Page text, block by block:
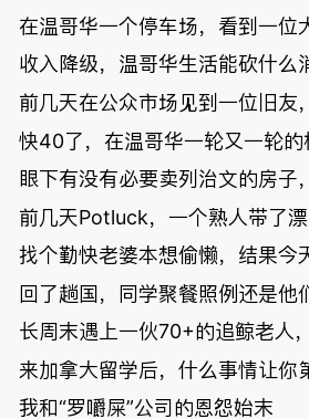
在温哥华一个停车场，看到一位
收入降级，温哥华生活能砍什么
前几天在公众市场见到一位旧友
快40了，在温哥华一轮又一轮
眼下有没有必要卖列治文的房子
前几天Potluck，一个熟人带了
找个勤快老婆本想偷懒，结果今
回了趟国，同学聚餐照例还是他
长周末遇上一伙70+的追鲸老人
来加拿大留学后，什么事情让你
我和“罗嚼屎”公司的恩怨始末